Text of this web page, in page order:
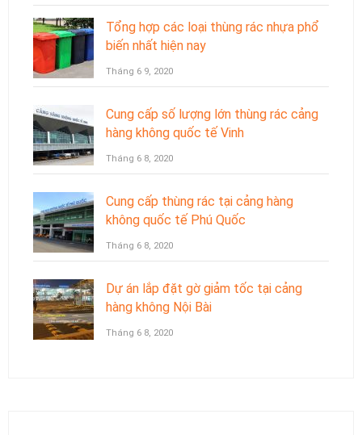
Tổng hợp các loại thùng rác nhựa phổ
biến nhất hiện nay
Tháng 6 9, 2020
Cung cấp số lượng lớn thùng rác cảng
hàng không quốc tế Vinh
Tháng 6 8, 2020
Cung cấp thùng rác tại cảng hàng
không quốc tế Phú Quốc
Tháng 6 8, 2020
Dự án lắp đặt gờ giảm tốc tại cảng
hàng không Nội Bài
Tháng 6 8, 2020